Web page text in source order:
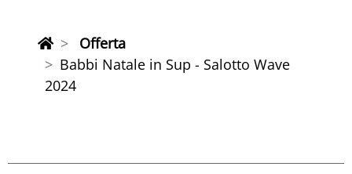
Offerta
Babbi Natale in Sup - Salotto Wave
2024